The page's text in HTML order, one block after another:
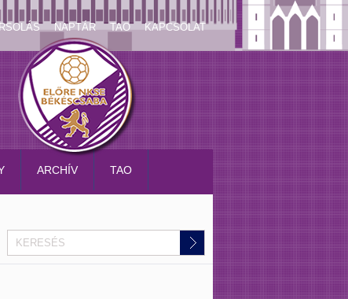
NAPTÁR TAO KAPCSOLAT
ARCHÍV TAO